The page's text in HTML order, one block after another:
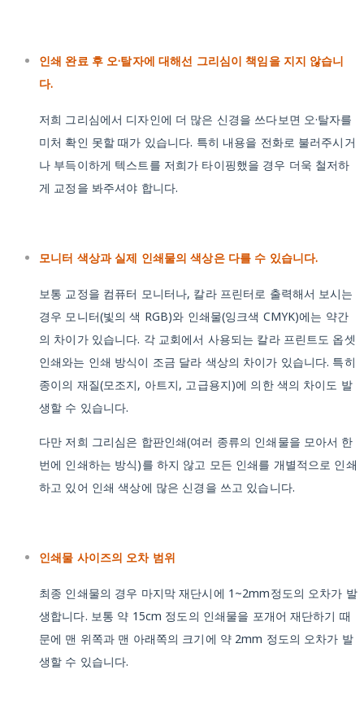
인쇄 완료 후 오·탈자에 대해선 그리심이 책임을 지지 않습니
다.
저희 그리심에서 디자인에 더 많은 신경을 쓰다보면 오·탈자를
미처 확인 못할 때가 있습니다. 특히 내용을 전화로 불러주시거
나 부득이하게 텍스트를 저희가 타이핑했을 경우 더욱 철저하
게 교정을 봐주셔야 합니다.
모니터 색상과 실제 인쇄물의 색상은 다를 수 있습니다.
보통 교정을 컴퓨터 모니터나, 칼라 프린터로 출력해서 보시는
경우 모니터(빛의 색 RGB)와 인쇄물(잉크색 CMYK)에는 약간
의 차이가 있습니다. 각 교회에서 사용되는 칼라 프린트도 옵셋
인쇄와는 인쇄 방식이 조금 달라 색상의 차이가 있습니다. 특히
종이의 재질(모조지, 아트지, 고급용지)에 의한 색의 차이도 발
생할 수 있습니다.
다만 저희 그리심은 합판인쇄(여러 종류의 인쇄물을 모아서 한
번에 인쇄하는 방식)를 하지 않고 모든 인쇄를 개별적으로 인쇄
하고 있어 인쇄 색상에 많은 신경을 쓰고 있습니다.
인쇄물 사이즈의 오차 범위
최종 인쇄물의 경우 마지막 재단시에 1~2mm정도의 오차가 발
생합니다. 보통 약 15cm 정도의 인쇄물을 포개어 재단하기 때
문에 맨 위쪽과 맨 아래쪽의 크기에 약 2mm 정도의 오차가 발
생할 수 있습니다.